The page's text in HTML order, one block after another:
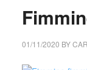
01/11/2020 BY